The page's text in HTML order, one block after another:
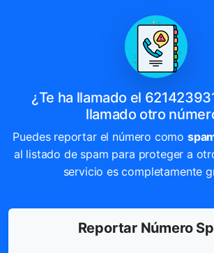
¿Te ha llamado el
llamado otro
Puedes reportar el número como
al listado de spam para proteger a
servicio es completamente
Reportar Número